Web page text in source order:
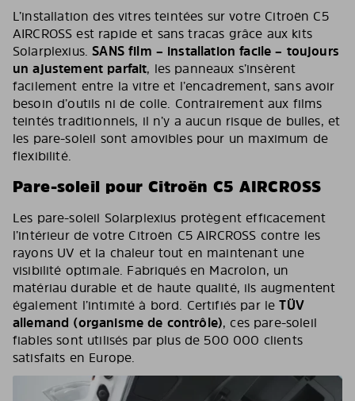
L’installation des vitres teintées sur votre Citroën C5
AIRCROSS est rapide et sans tracas grâce aux kits
Solarplexius.SANS film – installation facile – toujours
un ajustement parfait, les panneaux s’insèrent
facilement entre la vitre et l’encadrement, sans avoir
besoin d’outils ni de colle. Contrairement aux films
teintés traditionnels, il n’y a aucun risque de bulles, et
les pare-soleil sont amovibles pour un maximum de
flexibilité.
Pare-soleil pour Citroën C5 AIRCROSS
Les pare-soleil Solarplexius protègent efficacement
l’intérieur de votre Citroën C5 AIRCROSS contre les
rayons UV et la chaleur tout en maintenant une
visibilité optimale. Fabriqués en Macrolon, un
matériau durable et de haute qualité, ils augmentent
également l’intimité à bord. Certifiés par leTÜV
allemand (organisme de contrôle), ces pare-soleil
fiables sont utilisés par plus de 500 000 clients
satisfaits en Europe.